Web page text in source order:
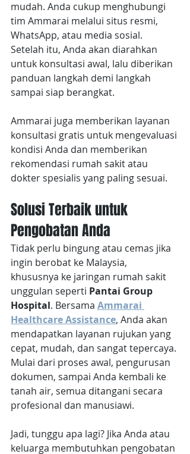
mudah. Anda cukup menghubungi
tim Ammarai melalui situs resmi,
WhatsApp, atau media sosial.
Setelah itu, Anda akan diarahkan
untuk konsultasi awal, lalu diberikan
panduan langkah demi langkah
sampai siap berangkat.
Ammarai juga memberikan layanan
konsultasi gratis untuk mengevaluasi
kondisi Anda dan memberikan
rekomendasi rumah sakit atau
dokter spesialis yang paling sesuai.
Solusi Terbaik untuk
Pengobatan Anda
Tidak perlu bingung atau cemas jika
ingin berobat ke Malaysia,
khususnya ke jaringan rumah sakit
unggulan seperti Pantai Group
Hospital. Bersama Ammarai
Healthcare Assistance, Anda akan
mendapatkan layanan rujukan yang
cepat, mudah, dan sangat tepercaya.
Mulai dari proses awal, pengurusan
dokumen, sampai Anda kembali ke
tanah air, semua ditangani secara
profesional dan manusiawi.
Jadi, tunggu apa lagi? Jika Anda atau
keluarga membutuhkan pengobatan